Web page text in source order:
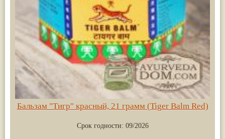
Бальзам "Тигр" красный, 21 грамм (Tiger Balm Red)
Срок годности: 09/2026